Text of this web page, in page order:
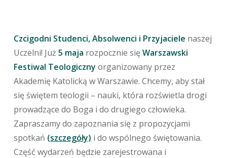
Czcigodni Studenci, Absolwenci i Przyjaciele naszej
Uczelni! Już 5 maja rozpocznie się Warszawski
Festiwal Teologiczny organizowany przez
Akademię Katolicką w Warszawie. Chcemy, aby stał
się świętem teologii – nauki, która rozświetla drogi
prowadzące do Boga i do drugiego człowieka.
Zapraszamy do zapoznania się z propozycjami
spotkań (szczegóły) i do wspólnego świętowania.
Część wydarzeń będzie zarejestrowana i